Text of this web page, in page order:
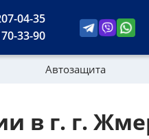
04-35
33-90
Автозащита
в г. г.